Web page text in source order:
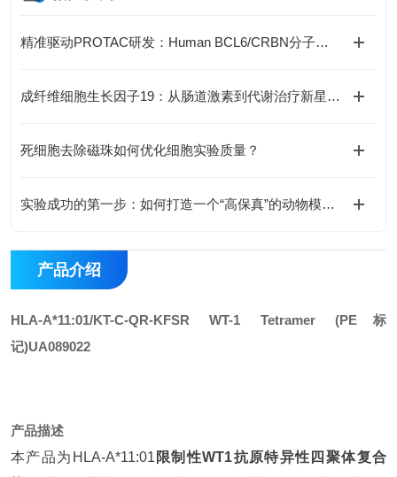
精准驱动PROTAC研发：Human BCL6/CRBN分子胶结合检测试剂盒
成纤维细胞生长因子19：从肠道激素到代谢治疗新星的全面探索
死细胞去除磁珠如何优化细胞实验质量？
实验成功的第一步：如何打造一个“高保真”的动物模型？
产品介绍
HLA-A*11:01/KT-C-QR-KFSR WT-1 Tetramer (PE标
记)UA089022
产品描述
本产品为HLA-A*11:01 限制性WT1抗原特异性四聚体复合